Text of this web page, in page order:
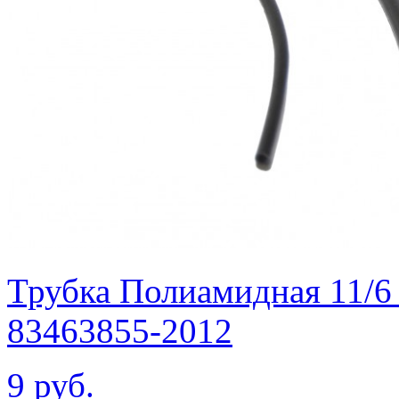
Трубка Полиамидная
83463855-2012
9 руб.